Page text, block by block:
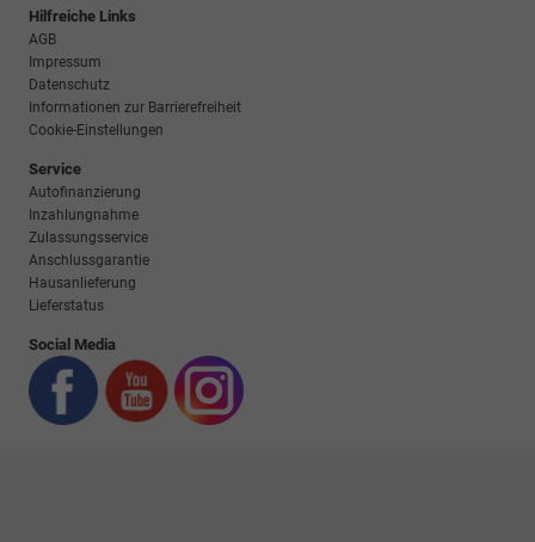
Hilfreiche Links
AGB
Impressum
Datenschutz
Informationen zur Barrierefreiheit
Cookie-Einstellungen
Service
Autofinanzierung
Inzahlungnahme
Zulassungsservice
Anschlussgarantie
Hausanlieferung
Lieferstatus
Social Media